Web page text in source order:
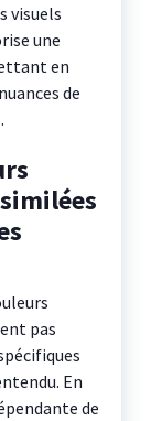
visuels
une
en
de
pas
En
de